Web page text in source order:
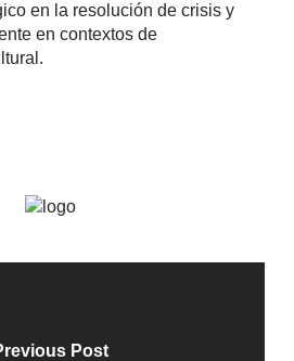
en la resolución de crisis y
en contextos de
Post